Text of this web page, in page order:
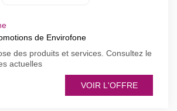
de Envirofone
des produits et services. Consultez le
actuelles
VOIR L'OFFRE